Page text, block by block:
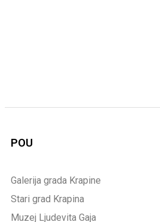
POU
Galerija grada Krapine
Stari grad Krapina
Muzej Ljudevita Gaja